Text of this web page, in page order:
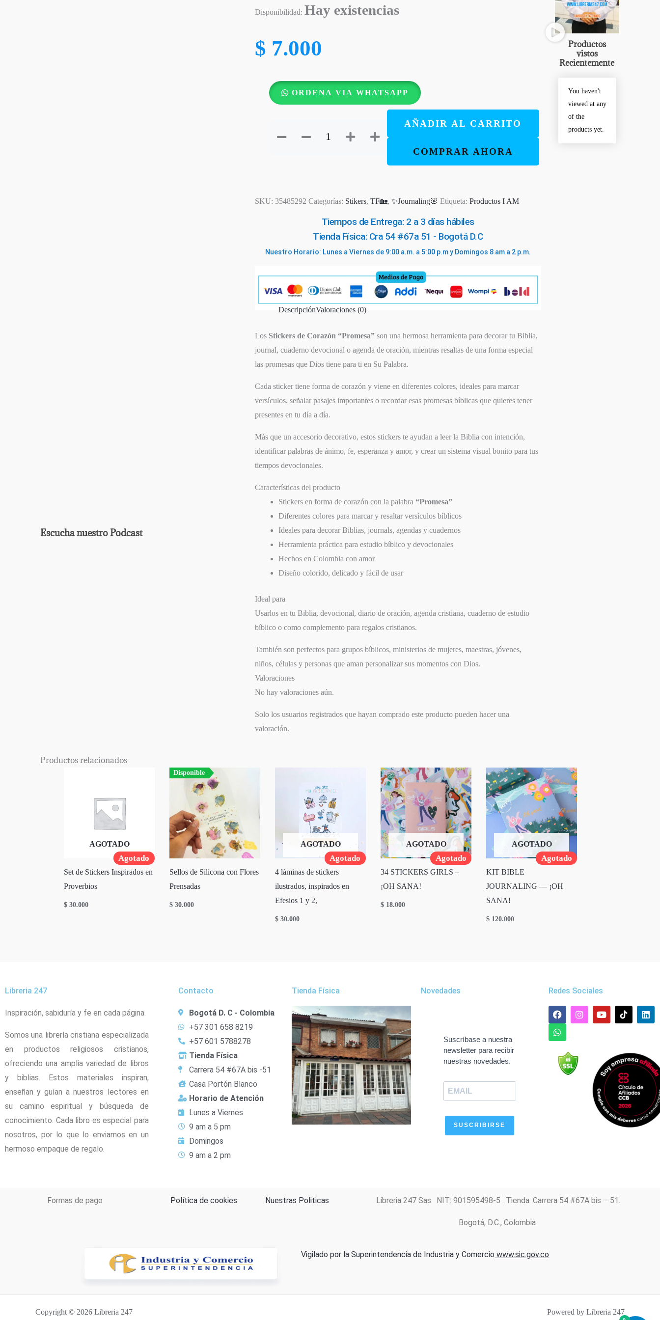
Escucha nuestro Podcast
EPISODIO
Disponibilidad: Hay existencias
$ 7.000
ORDENA VIA WHATSAPP
Stickers
de
Biblia
-
Productos
cantidad
AÑADIR AL CARRITO
COMPRAR AHORA
SKU:35485292 Categorías: Stikers,TF🏡,✨Journaling🌸 Etiqueta:Productos I AM
Tiempos de Entrega: 2 a 3 días hábiles
Tienda Física: Cra 54 #67a 51 - Bogotá D.C
Nuestro Horario: Lunes a Viernes de 9:00 a.m. a 5:00 p.m y Domingos 8 am a 2 p.m.
DescripciónValoraciones (0)
Los Stickers de Corazón “Promesa” son una hermosa herramienta para decorar tu Biblia,
journal, cuaderno devocional o agenda de oración, mientras resaltas de una forma especial
las promesas que Dios tiene para ti en Su Palabra.
Cada sticker tiene forma de corazón y viene en diferentes colores, ideales para marcar
versículos, señalar pasajes importantes o recordar esas promesas bíblicas que quieres tener
presentes en tu día a día.
Más que un accesorio decorativo, estos stickers te ayudan a leer la Biblia con intención,
identificar palabras de ánimo, fe, esperanza y amor, y crear un sistema visual bonito para tus
tiempos devocionales.
Características del producto
Stickers en forma de corazón con la palabra “Promesa”
Diferentes colores para marcar y resaltar versículos bíblicos
Ideales para decorar Biblias, journals, agendas y cuadernos
Herramienta práctica para estudio bíblico y devocionales
Hechos en Colombia con amor
Diseño colorido, delicado y fácil de usar
Ideal para
Usarlos en tu Biblia, devocional, diario de oración, agenda cristiana, cuaderno de estudio
bíblico o como complemento para regalos cristianos.
También son perfectos para grupos bíblicos, ministerios de mujeres, maestras, jóvenes,
niños, células y personas que aman personalizar sus momentos con Dios.
Valoraciones
No hay valoraciones aún.
Solo los usuarios registrados que hayan comprado este producto pueden hacer una
valoración.
Productos
vistos
Recientemente
You haven't
viewed at any
of the
products yet.
Productos relacionados
Agotado
AGOTADO
Set de Stickers Inspirados en
Proverbios
$ 30.000
Disponible
Sellos de Silicona con Flores
Prensadas
$ 30.000
Agotado
AGOTADO
4 láminas de stickers
ilustrados, inspirados en
Efesios 1 y 2,
$ 30.000
Agotado
AGOTADO
34 STICKERS GIRLS –
¡OH SANA!
$ 18.000
Agotado
AGOTADO
KIT BIBLE
JOURNALING — ¡OH
SANA!
$ 120.000
Libreria 247
Inspiración, sabiduría y fe en cada página.
Somos una librería cristiana especializada
en productos religiosos cristianos,
ofreciendo una amplia variedad de libros
y biblias. Estos materiales inspiran,
enseñan y guían a nuestros lectores en
su camino espiritual y búsqueda de
conocimiento. Cada libro es especial para
nosotros, por lo que lo enviamos en un
hermoso empaque de regalo.
Contacto
Bogotá D. C - Colombia
+57 301 658 8219
+57 601 5788278
Tienda Física
Carrera 54 #67A bis -51
Casa Portón Blanco
Horario de Atención
Lunes a Viernes
9 am a 5 pm
Domingos
9 am a 2 pm
Tienda Física Novedades
Suscríbase a nuestra
newsletter para recibir
nuestras novedades.
SUSCRIBIRSE
Redes Sociales
F
a
c
e
o
o
k
I
n
Y
o
e
L
i
d
i
n
W
h
a
t
a
p
p
Formas de pago Política de cookies Nuestras Politicas Libreria 247 Sas. NIT: 901595498-5 . Tienda: Carrera 54 #67A bis – 51.
Bogotá, D.C., Colombia
Vigilado por la Superintendencia de Industria y Comercio www.sic.gov.co
Copyright © 2026 Libreria 247 Powered by Libreria 247